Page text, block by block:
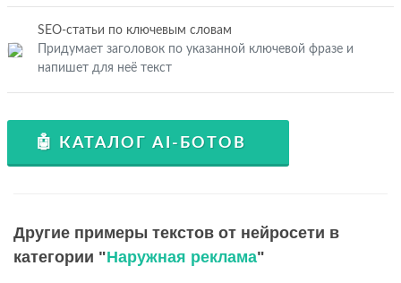
SEO-статьи по ключевым словам
Придумает заголовок по указанной ключевой фразе и
напишет для неё текст
🤖 КАТАЛОГ AI-БОТОВ
Другие примеры текстов от нейросети в
категории "Наружная реклама"